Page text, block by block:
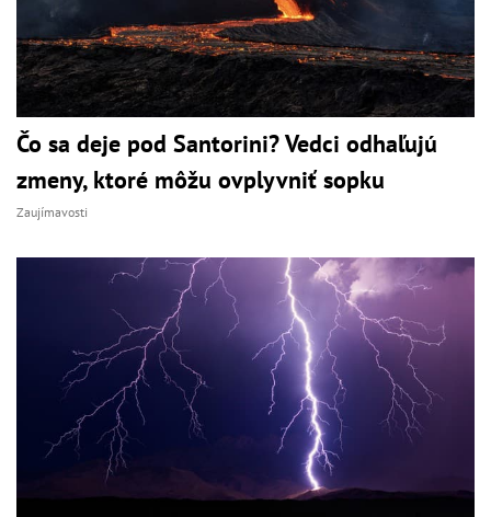
Čo sa deje pod Santorini? Vedci odhaľujú
zmeny, ktoré môžu ovplyvniť sopku
Zaujímavosti